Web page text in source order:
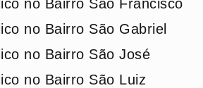
no Bairro São Francisco
no Bairro São Gabriel
no Bairro São José
no Bairro São Luiz